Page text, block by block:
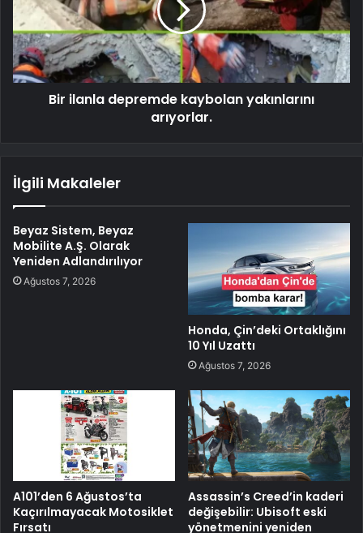
Bir ilanla depremde kaybolan yakınlarını
arıyorlar.
İlgili Makaleler
Beyaz Sistem, Beyaz
Mobilite A.Ş. Olarak
Yeniden Adlandırılıyor
Ağustos 7, 2026
Honda, Çin’deki Ortaklığını
10 Yıl Uzattı
Ağustos 7, 2026
A101’den 6 Ağustos’ta
Kaçırılmayacak Motosiklet
Fırsatı
Assassin’s Creed’in kaderi
değişebilir: Ubisoft eski
yönetmenini yeniden